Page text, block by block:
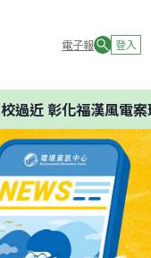
電子報 登入
彰化福漢風電案環